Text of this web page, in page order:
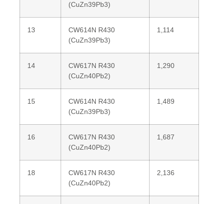
(CuZn39Pb3)
13
CW614N R430
(CuZn39Pb3)
1,114
14
CW617N R430
(CuZn40Pb2)
1,290
15
CW614N R430
(CuZn39Pb3)
1,489
16
CW617N R430
(CuZn40Pb2)
1,687
18
CW617N R430
(CuZn40Pb2)
2,136